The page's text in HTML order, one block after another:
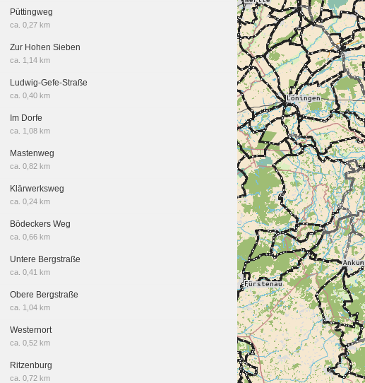
Püttingweg
ca. 0,27 km
Zur Hohen Sieben
ca. 1,14 km
Ludwig-Gefe-Straße
ca. 0,40 km
Im Dorfe
ca. 1,08 km
Mastenweg
ca. 0,82 km
Klärwerksweg
ca. 0,24 km
Bödeckers Weg
ca. 0,66 km
Untere Bergstraße
ca. 0,41 km
Obere Bergstraße
ca. 1,04 km
Westernort
ca. 0,52 km
Ritzenburg
ca. 0,72 km